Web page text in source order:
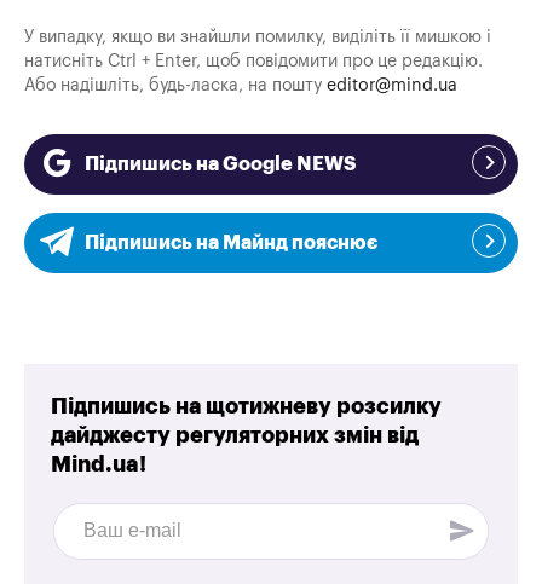
У випадку, якщо ви знайшли помилку, виділіть її мишкою і
натисніть Ctrl + Enter, щоб повідомити про це редакцію.
Або надішліть, будь-ласка, на пошту editor@mind.ua
Підпишись на Google NEWS
Підпишись на Майнд пояснює
Підпишись на щотижневу розсилку
дайджесту регуляторних змін від
Mind.ua!